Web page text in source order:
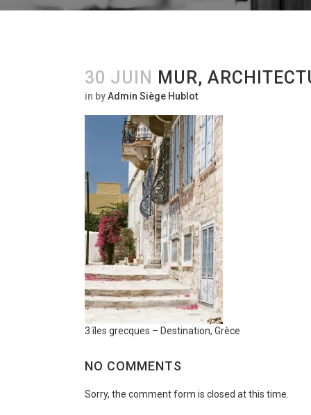
30 JUIN MUR,
in byAdmin Siège Hublot
3 îles grecques – Destination, Grèce
NO COMMENTS
Sorry, the comment form is closed at this time.